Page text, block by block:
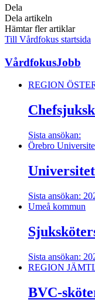
Dela
Dela artikeln
Hämtar fler artiklar
Till Vårdfokus startsida
VårdfokusJobb
REGION
Sista ansökan:
Örebro
Sista ansökan:
Umeå kommun
Sista ansökan:
REGION
BVC-